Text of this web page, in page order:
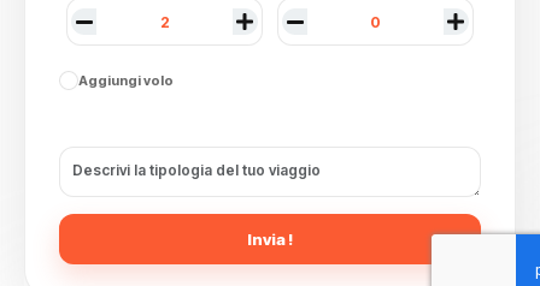
Aggiungi volo
Invia !